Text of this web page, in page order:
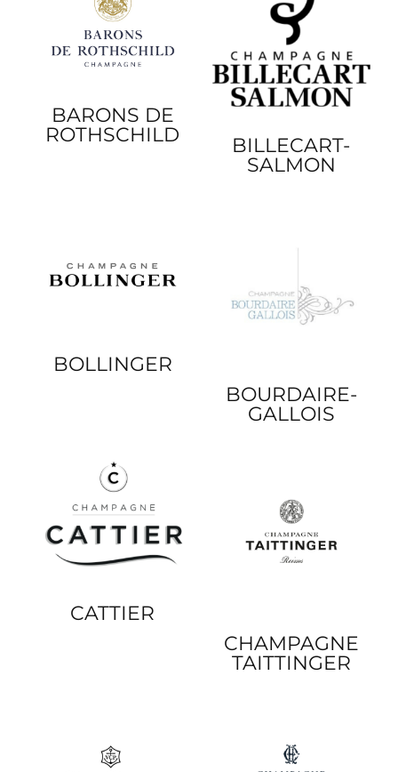
BARONS DE
ROTHSCHILD
BILLECART-
SALMON
BOLLINGER
BOURDAIRE-
GALLOIS
CATTIER
CHAMPAGNE
TAITTINGER